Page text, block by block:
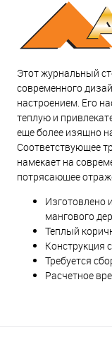
Этот журнальный
современного
настроением. Его
теплую и
еще более изящно
Соответствующее
намекает на
потрясающее
Изготовлено
мангового
Теплый
Конструкция
Требуется
Расчетное